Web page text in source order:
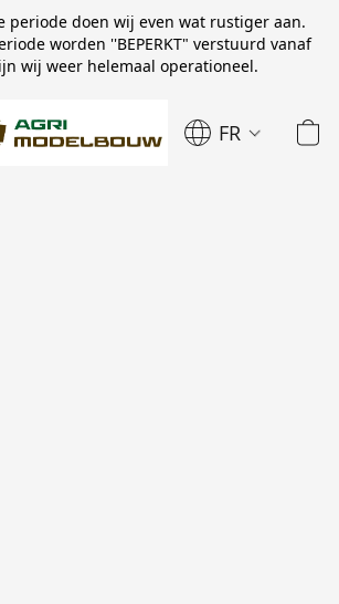
periode doen wij even wat rustiger aan.
worden ''BEPERKT" verstuurd vanaf
wij weer helemaal operationeel.
FR